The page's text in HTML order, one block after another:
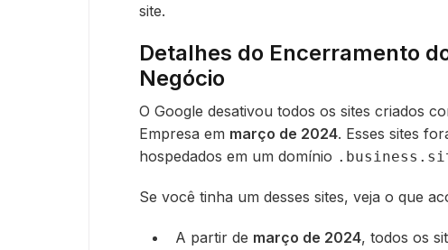
site.
Detalhes do Encerramento
Negócio
O Google desativou todos os sites criados
Empresa em março de 2024. Esses sites
hospedados em um domínio
Se você tinha um desses sites, veja o que
A partir de março de 2024, todos os